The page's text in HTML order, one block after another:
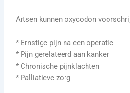
Artsen kunnen oxycodon
* Ernstige pijn na een operatie
* Pijn gerelateerd aan kanker
* Chronische pijnklachten
* Palliatieve zorg